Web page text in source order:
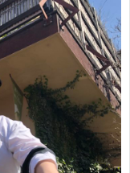
日
誌
～